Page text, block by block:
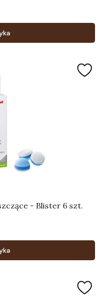
- Blister 6 szt.